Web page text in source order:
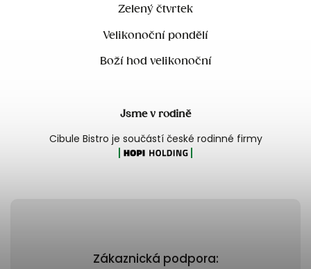
Zákaznická podpora:
Zelený čtvrtek
Velikonoční pondělí
Boží hod velikonoční
Jsme v rodině
Cibule Bistro je součástí české rodinné firmy